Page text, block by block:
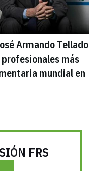
Armando Tellado
profesionales más
mundial en
FRS